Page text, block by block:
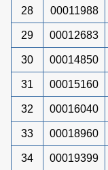
28 00011988
29 00012683
30 00014850
31 00015160
32 00016040
33 00018960
34 00019399